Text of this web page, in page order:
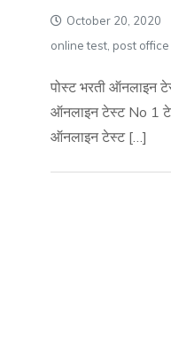
October 20, 2020
online test, post
पोस्ट भरती ऑनलाइन
ऑनलाइन टेस्ट No 1
ऑनलाइन टेस्ट […]